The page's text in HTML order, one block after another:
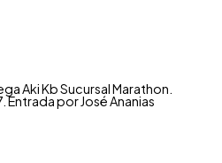
Aki Kb Sucursal Marathon.
por José Ananias